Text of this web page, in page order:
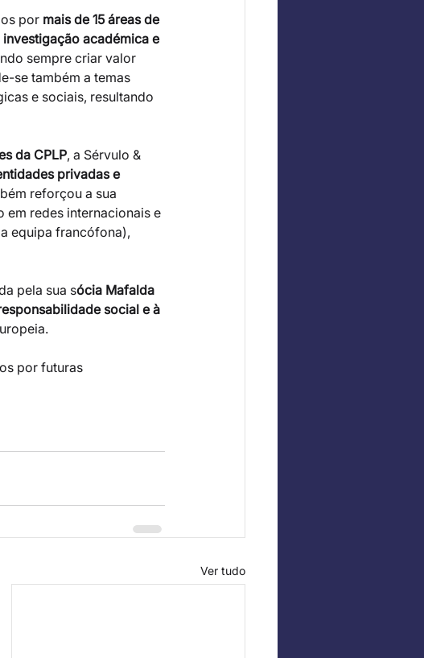
por mais de 15 áreas de
académica e
sempre criar valor
se também a temas
e sociais, resultando
da CPLP, a Sérvulo &
privadas e
reforçou a sua
redes internacionais e
equipa francófona),
pela sua sócia Mafalda
social e à
por futuras
Ver tudo